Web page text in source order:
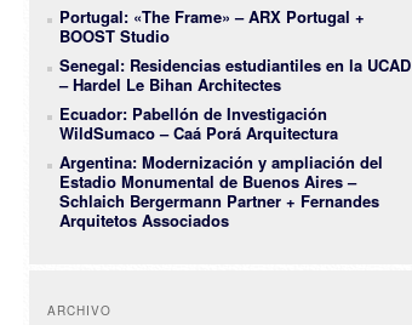
Portugal: «The Frame» – ARX Portugal +
BOOST Studio
Senegal: Residencias estudiantiles en la UCAD
– Hardel Le Bihan Architectes
Ecuador: Pabellón de Investigación
WildSumaco – Caá Porá Arquitectura
Argentina: Modernización y ampliación del
Estadio Monumental de Buenos Aires –
Schlaich Bergermann Partner + Fernandes
Arquitetos Associados
ARCHIVO